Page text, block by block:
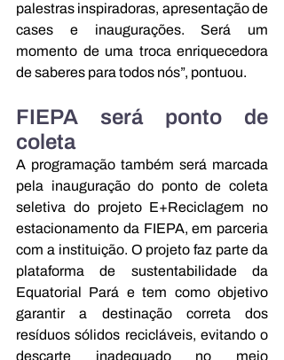
palestras inspiradoras, apresentação de
cases e inaugurações. Será um
momento de uma troca enriquecedora
de saberes para todos nós”, pontuou.
FIEPA será ponto de
coleta
A programação também será marcada
pela inauguração do ponto de coleta
seletiva do projeto E+Reciclagem no
estacionamento da FIEPA, em parceria
com a instituição. O projeto faz parte da
plataforma de sustentabilidade da
Equatorial Pará e tem como objetivo
garantir a destinação correta dos
resíduos sólidos recicláveis, evitando o
descarte inadequado no meio